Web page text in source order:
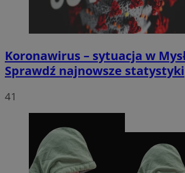
Koronawirus – sytuacja w
Sprawdź najnowsze statystyki
41
li_gc